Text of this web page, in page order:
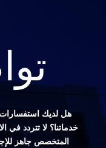
هل لديك
خدماتنا؟ لا تتردد في
المتخصص جاهز